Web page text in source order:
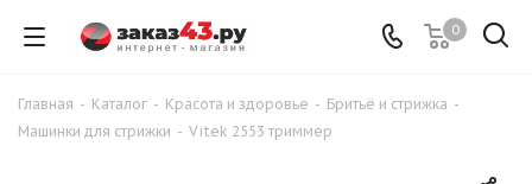
0
Главная - Каталог - Красота и здоровье - Бритьё и стрижка -
Машинки для стрижки - Vitek 2553 триммер